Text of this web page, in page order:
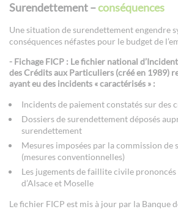
Surendettement –conséquences
Une situation de surendettement engendre
conséquences néfastes pour le budget de
- Fichage FICP : Le fichier national
des Crédits aux Particuliers (créé en 1989)
ayant eu des incidents « caractérisés » :
Incidents de paiement constatés sur des
Dossiers de surendettement déposés
surendettement
Mesures imposées par la commission de
(mesures conventionnelles)
Les jugements de faillite civile
d’Alsace et Moselle
Le fichier FICP est mis à jour par la Banque